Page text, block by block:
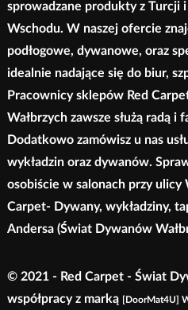
sprowadzane produkty z Turcji
Wschodu. W naszej ofercie
podłogowe, dywanowe, oraz
idealnie nadające się do biur,
Pracownicy sklepów Red
Wałbrzych zawsze służą radą i
Dodatkowo zamówisz u nas
wykładzin oraz dywanów.
osobiście w salonach przy ulicy
Carpet- Dywany, wykładziny,
Andersa (Świat Dywanów
© 2021 - Red Carpet - Świat
współpracy z marką
[DoorMat4U]